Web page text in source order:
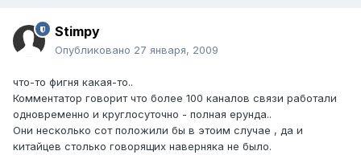
Stimpy
Опубликовано 27 января, 2009
что-то фигня какая-то..
Комментатор говорит что более 100 каналов связи работали
одновременно и круглосуточно - полная ерунда..
Они несколько сот положили бы в этоим случае , да и
китайцев столько говорящих наверняка не было.